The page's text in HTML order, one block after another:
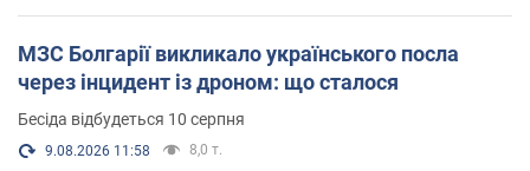
МЗС Болгарії викликало українського посла
через інцидент із дроном: що сталося
Бесіда відбудеться 10 серпня
9.08.2026 11:58 8,0 т.